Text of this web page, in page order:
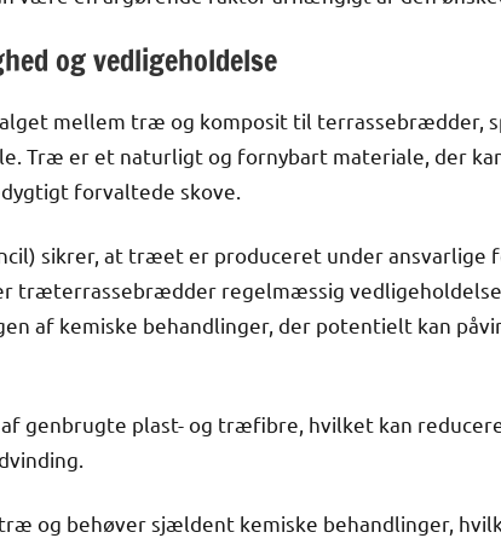
og vedligeholdelse
mellem træ og komposit til terrassebrædder,
Træ er et naturligt og fornybart materiale, der
forvaltede skove.
sikrer, at træet er produceret under ansvarlige
træterrassebrædder regelmæssig
af kemiske behandlinger, der potentielt kan
genbrugte plast- og træfibre, hvilket kan
og behøver sjældent kemiske behandlinger,